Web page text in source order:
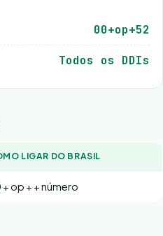
00+op+52
Todos os DDIs
LIGAR DO BRASIL
op + + número